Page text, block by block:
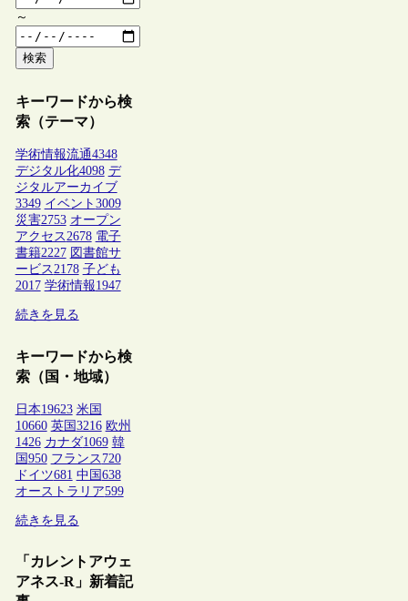
～
検索
キーワードから検
索（テーマ）
学術情報流通4348
デジタル化4098 デ
ジタルアーカイブ
3349 イベント 3009
災害2753 オープン
アクセス2678 電子
書籍2227 図書館サ
ービス2178 子ども
2017 学術情報1947
続きを見る
キーワードから検
索（国・地域）
日本19623 米国
10660 英国 3216 欧州
1426 カナダ1069 韓
国 950 フランス 720
ドイツ681 中国 638
オーストラリア599
続きを見る
「カレントアウェ
アネス-R」新着記